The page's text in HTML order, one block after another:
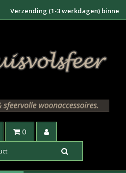
Verzending (1-3 werkdagen) binnen NL
0